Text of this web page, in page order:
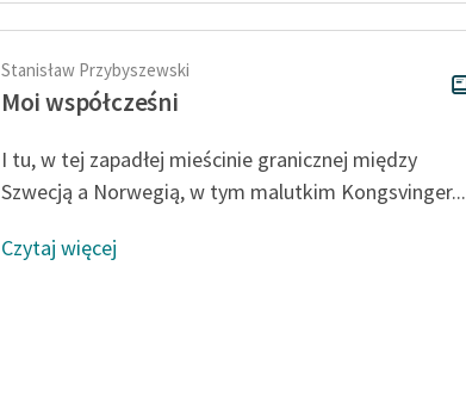
Stanisław Przybyszewski
Moi współcześni
I tu, w tej zapadłej mieścinie granicznej między
Szwecją a Norwegią, w tym malutkim Kongsvinger...
Czytaj więcej